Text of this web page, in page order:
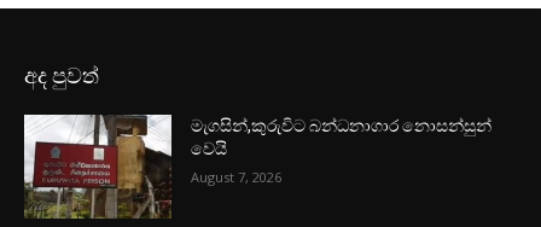
අද පුවත්
මැගසින්,කුරුවිට බන්ධනාගාර නොසන්සුන්
වෙයි
August 7, 2026